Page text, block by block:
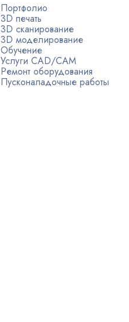
Портфолио
3D печать
3D сканирование
3D моделирование
Обучение
Услуги CAD/CAM
Ремонт оборудования
Пусконаладочные работы